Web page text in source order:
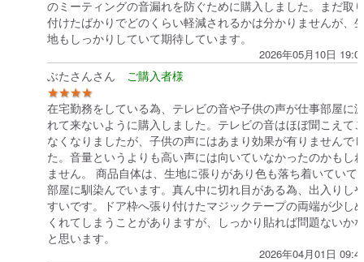
のミーティングの音漏れを防ぐために購入しました。まだ取
付けたばかりでどのくらい軽減されるかは分かりませんが、
地もしっかりしていて期待しています。
2026年05月10日
ぶたさんさん
★★★★
在宅勤務をしている為、テレビの音や子供の声が仕事部屋に
れて来ないように購入しました。テレビの音はほぼ聞こえて
なくなりましたが、子供の声にはあまり効果が有りませんで
た。音量というよりも高い声には向いていなかったのかもし
ません。 商品自体は、生地に張りがあり色も落ち着いていて
部屋に馴染んでいます。真ん中に切れ目がある為、出入りし
すいです。ドア枠へ張り付けたマジックテープの両端が少し
くれてしまうことがありますが、しっかり貼れば問題ないか
と思います。
2026年04月01日